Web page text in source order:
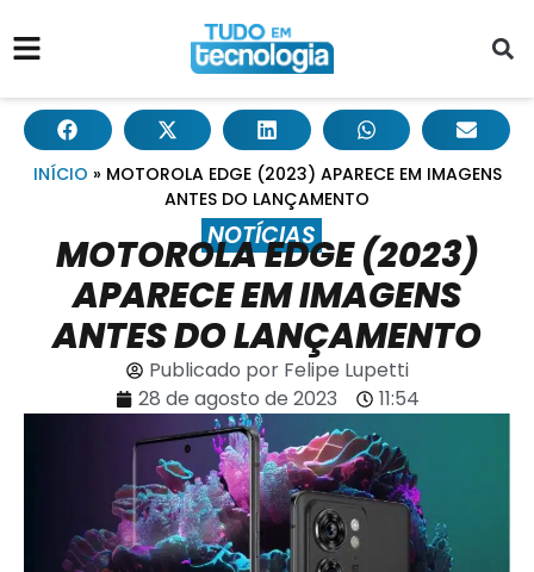
INÍCIO » MOTOROLA EDGE (2023) APARECE EM IMAGENS
ANTES DO LANÇAMENTO
NOTÍCIAS
MOTOROLA EDGE (2023)
APARECE EM IMAGENS
ANTES DO LANÇAMENTO
Publicado porFelipe Lupetti
28 de agosto de 2023
11:54